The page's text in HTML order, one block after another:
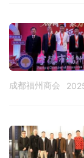
成都福州商会